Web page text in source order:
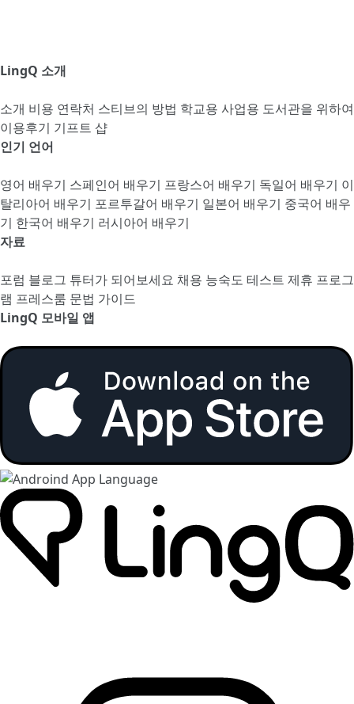
LingQ 소개
소개 비용 연락처 스티브의 방법 학교용 사업용 도서관을 위하여
이용후기 기프트 샵
인기 언어
영어 배우기 스페인어 배우기 프랑스어 배우기 독일어 배우기 이
탈리아어 배우기 포르투갈어 배우기 일본어 배우기 중국어 배우
기 한국어 배우기 러시아어 배우기
자료
포럼 블로그 튜터가 되어보세요 채용 능숙도 테스트 제휴 프로그
램 프레스룸 문법 가이드
LingQ 모바일 앱